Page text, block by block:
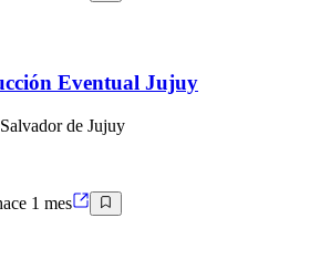
Eventual Jujuy
Salvador de Jujuy
1 mes